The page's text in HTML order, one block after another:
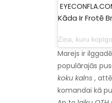
Kāda Ir Frotē
Ziņa, kuru
Marejs ir
populārajās
koku kalns ,
komandai kā